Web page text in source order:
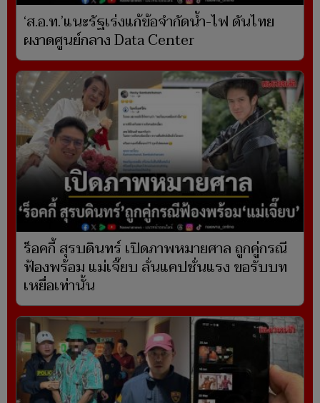
‘ส.อ.ท.’แนะรัฐเร่งแก้ข้อจำกัดน้ำ-ไฟ ดันไทย
ผงาดศูนย์กลาง Data Center
ร็อคกี้ สุรบดินทร์ เปิดภาพหมายศาล ถูกคู่กรณี
ฟ้องพร้อม แม่เจี๊ยบ ลั่นแคปชั่นแรง ขอรับบท
เหยื่อเท่านั้น